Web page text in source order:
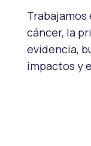
cáncer, la
evidencia,
impactos y